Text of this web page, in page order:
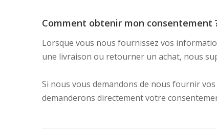
Comment obtenir mon consentement
Lorsque vous nous fournissez vos
une livraison ou retourner un achat, nous
Si nous vous demandons de nous fournir
demanderons directement votre